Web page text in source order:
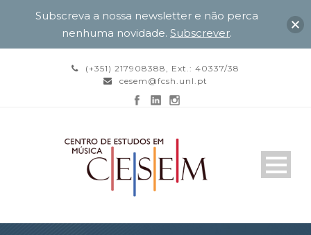
(+351) 217908388, Ext.: 40337/38
cesem@fcsh.unl.pt
Subscreva a nossa newsletter e não perca
nenhuma novidade. Subscrever.